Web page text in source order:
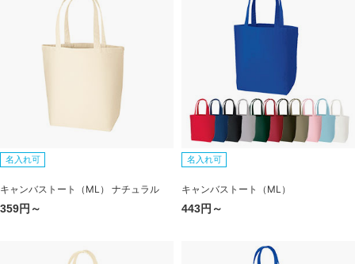
名入れ可
キャンバストート（ML） ナチュラル
359円～
名入れ可
キャンバストート（ML）
443円～